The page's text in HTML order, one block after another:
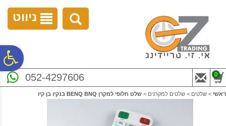
נגישות
ניווט
052-4297606 0
ראשי > שלטים > שלטים למקרנים > שלט חלופי למקרן BENQ BNQ בנקיו בן קיו